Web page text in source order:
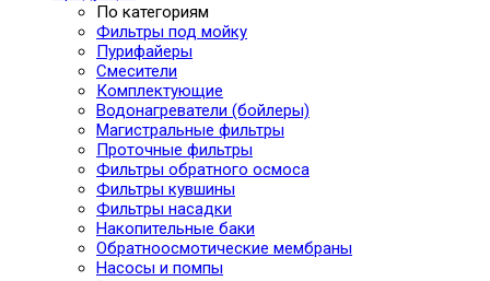
По категориям
Фильтры под мойку
Пурифайеры
Смесители
Комплектующие
Водонагреватели (бойлеры)
Магистральные фильтры
Проточные фильтры
Фильтры обратного осмоса
Фильтры кувшины
Фильтры насадки
Накопительные баки
Обратноосмотические мембраны
Насосы и помпы